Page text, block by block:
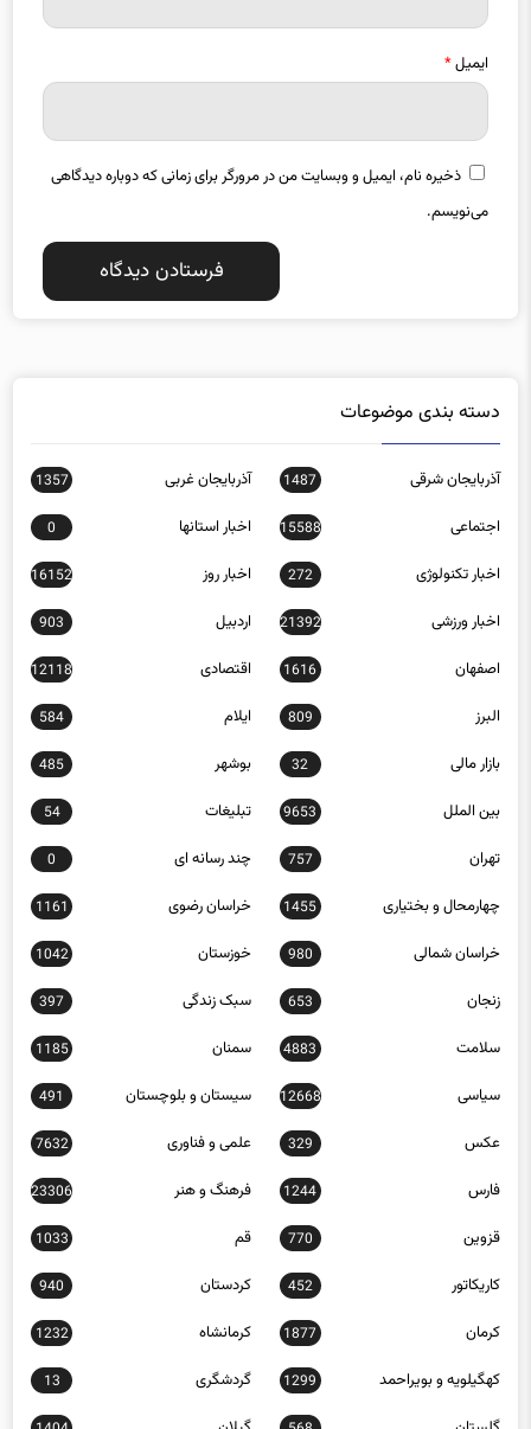
ایمیل
ذخیره نام، ایمیل و وبسایت من در مرورگر برای زمانی که دوباره دیدگاهی
دسته بندی موضوعات
آذربایجان شرقی 1487 آذربایجان غربی 1357
اجتماعی 15588 اخبار استانها 0
اخبار تکنولوژی 272 اخبار روز 16152
اخبار ورزشی 21392 اردبیل 903
اصفهان 1616 اقتصادی 12118
البرز 809
584
بازار مالی 32 بوشهر 485
بین الملل 9653 تبلیغات 54
تهران 757 چند رسانه ای 0
چهارمحال و بختیاری 1455 خراسان رضوی 1161
خراسان شمالی 980 خوزستان 1042
زنجان 653 سبک زندگی 397
سلامت 4883 سمنان 1185
سیاسی 12668 سیستان و بلوچستان 491
عکس 329 علمی و فناوری 7632
فارس 1244 فرهنگ و هنر 23306
قزوین 770 قم 1033
کاریکاتور 452 کردستان 940
کرمان 1877 کرمانشاه 1232
کهگیلویه و بویراحمد 1299 گردشگری 13